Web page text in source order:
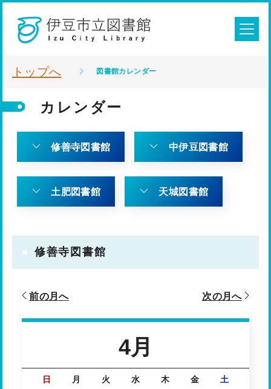
トップへ 図書館カレンダー
カレンダー
修善寺図書館 中伊豆図書館
土肥図書館 天城図書館
修善寺図書館
前の月へ 次の月へ
4月
日 月 火 水 木 金 土